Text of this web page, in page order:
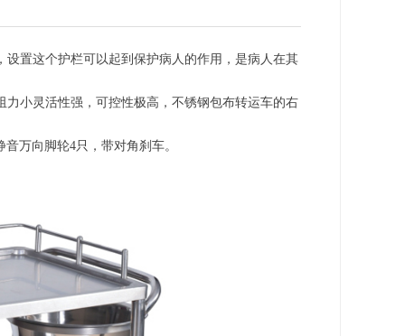
置这个护栏可以起到保护病人的作用，是病人在其
小灵活性强，可控性极高，不锈钢包布转运车的右
万向脚轮4只，带对角刹车。